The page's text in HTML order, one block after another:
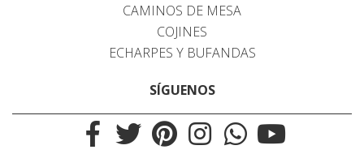
CAMINOS DE MESA
COJINES
ECHARPES Y BUFANDAS
SÍGUENOS